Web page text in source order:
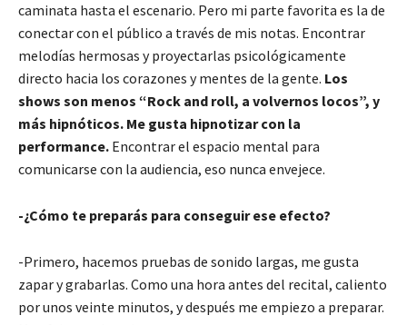
caminata hasta el escenario. Pero mi parte favorita es la de
conectar con el público a través de mis notas. Encontrar
melodías hermosas y proyectarlas psicológicamente
directo hacia los corazones y mentes de la gente. Los
shows son menos “Rock and roll, a volvernos locos”, y
más hipnóticos. Me gusta hipnotizar con la
performance. Encontrar el espacio mental para
comunicarse con la audiencia, eso nunca envejece.
-¿Cómo te preparás para conseguir ese efecto?
-Primero, hacemos pruebas de sonido largas, me gusta
zapar y grabarlas. Como una hora antes del recital, caliento
por unos veinte minutos, y después me empiezo a preparar.